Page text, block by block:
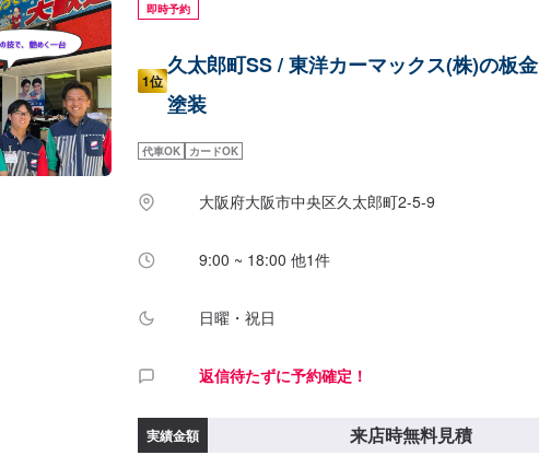
即時予約
1位
久太郎町SS / 東洋カーマックス(株)の板金
塗装
代車OK カードOK
大阪府大阪市中央区久太郎町2-5-9
9:00 ~ 18:00 他1件
日曜・祝日
返信待たずに予約確定！
実績金額 来店時無料見積